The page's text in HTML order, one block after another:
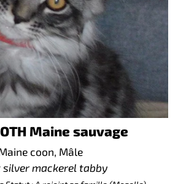
Maine sauvage
coon, Mâle
silver mackerel tabby